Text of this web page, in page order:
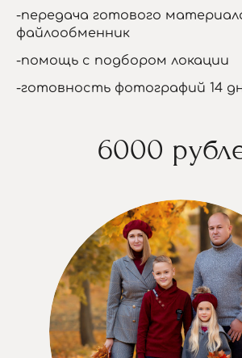
-передача готового
файлообменник
-помощь с подбором локации
-готовность фотографий 14
6000